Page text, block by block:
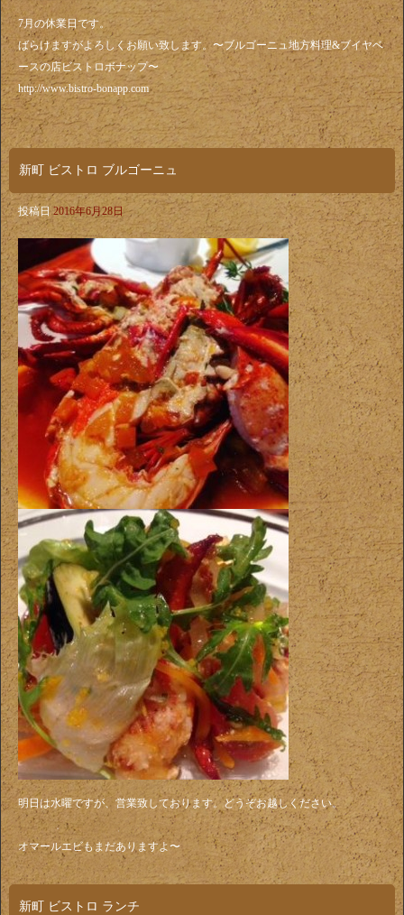
7月の休業日です。
ばらけますがよろしくお願い致します。〜ブルゴーニュ地方料理&ブイヤベ
ースの店ビストロボナップ〜
http://www.bistro-bonapp.com
新町 ビストロ ブルゴーニュ
投稿日 2016年6月28日
明日は水曜ですが、営業致しております。どうぞお越しください。
オマールエビもまだありますよ〜
新町 ビストロ ランチ